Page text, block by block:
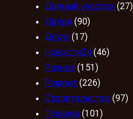
Дачный участок (27)
Двери (90)
Досуг (17)
Новости24 (46)
Разное (151)
Ремонт (226)
Строительство (97)
Техника (101)